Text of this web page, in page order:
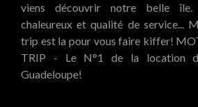
viens découvrir notre belle île.
chaleureux et qualité de service...
trip est la pour vous faire kiffer!
TRIP - Le N°1 de la location
Guadeloupe!